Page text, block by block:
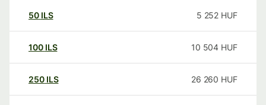
50 ILS 5 252 HUF
100 ILS 10 504 HUF
250 ILS 26 260 HUF